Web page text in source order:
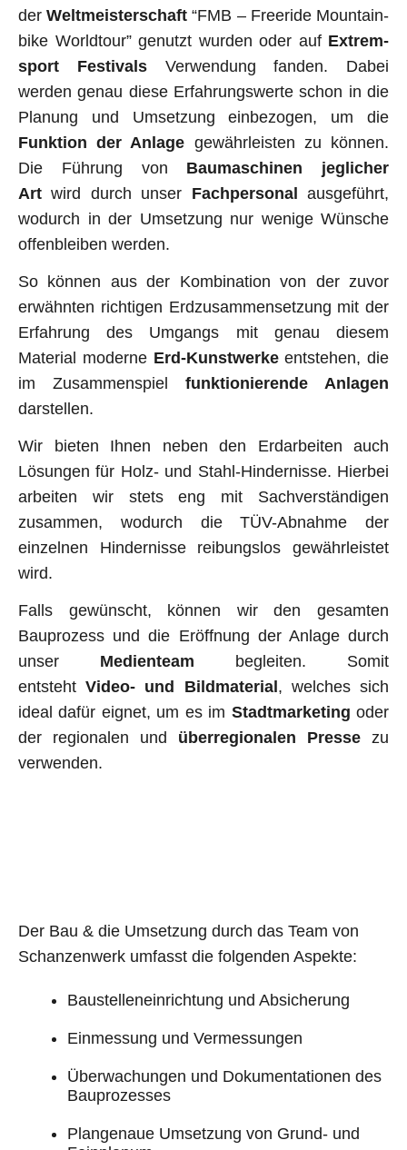
derWeltmeister­schaft “FMB – Freeride Moun­tain­
bike World­tour” genutzt wurden oder auf Extrem­
sport FestivalsVerwen­dung fanden. Dabei
werden genau diese Erfahrungs­werte schon in die
Planung und Umsetzung einbezogen, um die
Funktion der Anlage gewährleisten zu können.
Die Führung von Baumaschinen jeglicher
Art wird durch unser Fachpersonal ausgeführt,
wodurch in der Umsetzung nur wenige Wünsche
offenbleiben werden.
So können aus der Kombination von der zuvor
erwähnten richtigen Erd­zusammen­setzung mit der
Erfahrung des Umgangs mit genau diesem
Material moderne Erd-Kunstwerkeent­stehen, die
im Zusammenspiel funk­tion­ierende Anlagen
darstellen.
Wir bieten Ihnen neben den Erdarbeiten auch
Lösungen für Holz- und Stahl-Hindernisse. Hierbei
arbeiten wir stets eng mit Sachverständigen
zusammen, wodurch die TÜV-Abnahme der
einzelnen Hindernisse reibungslos gewährleistet
wird.
Falls gewünscht, können wir den gesamten
Bauprozess und die Eröffnung der Anlage durch
un­ser Medien­team be­gleiten. Somit
entstehtVideo- und Bildmaterial , welches sich
ideal dafür eignet, um es im Stadtmarketingoder
der regionalen und überregionalen Presse zu
verwenden.
Der Bau & die Umsetzung durch das Team von
Schanzenwerk umfasst die folgenden Aspekte:
Baustelleneinrichtung und Absicherung
Einmessung und Vermessungen
Überwachungen und Dokumentationen des
Bauprozesses
Plangenaue Umsetzung von Grund- und